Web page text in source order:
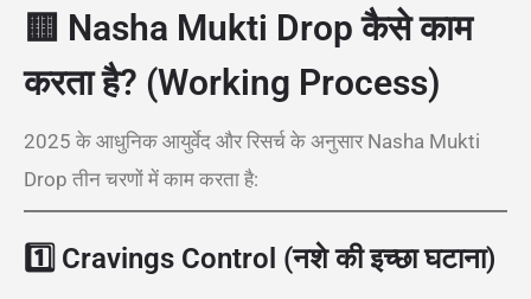
🟨 Nasha Mukti Drop कैसे काम
करता है? (Working Process)
2025 के आधुनिक आयुर्वेद और रिसर्च के अनुसार Nasha Mukti
Drop तीन चरणों में काम करता है:
1️⃣ Cravings Control (नशे की इच्छा घटाना)